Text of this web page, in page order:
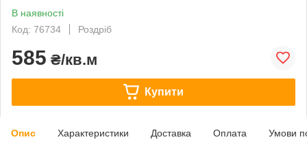
В наявності
Код: 76734
Роздріб
585 ₴/кв.м
Купити
Опис Характеристики Доставка Оплата Умови